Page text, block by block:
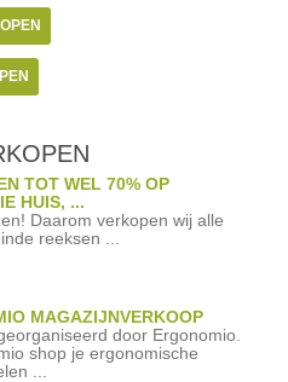
TOT WEL 70% OP
HUIS, ...
Daarom verkopen wij alle
reeksen ...
MAGAZIJNVERKOOP
door Ergonomio.
shop je ergonomische
...